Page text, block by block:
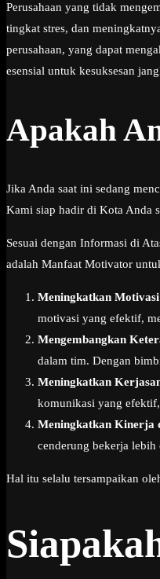
Perusahaan yang tidak
tingkat stres, dan
perusahaan, yang dapat
esensial untuk kesuksesan
Apakah
Jika Anda saat ini sedang
Kami siap hadir di Kota Anda
Sesuai dengan Informasi di
adalah Manfaat Motivator
Meningkatkan
motivasi yang efektif,
Mengembangkan
dalam tim. Dengan
Meningkatkan
komunikasi yang
Meningkatkan Kinerja
cenderung bekerja lebih
Hal itu selalu tersampaikan